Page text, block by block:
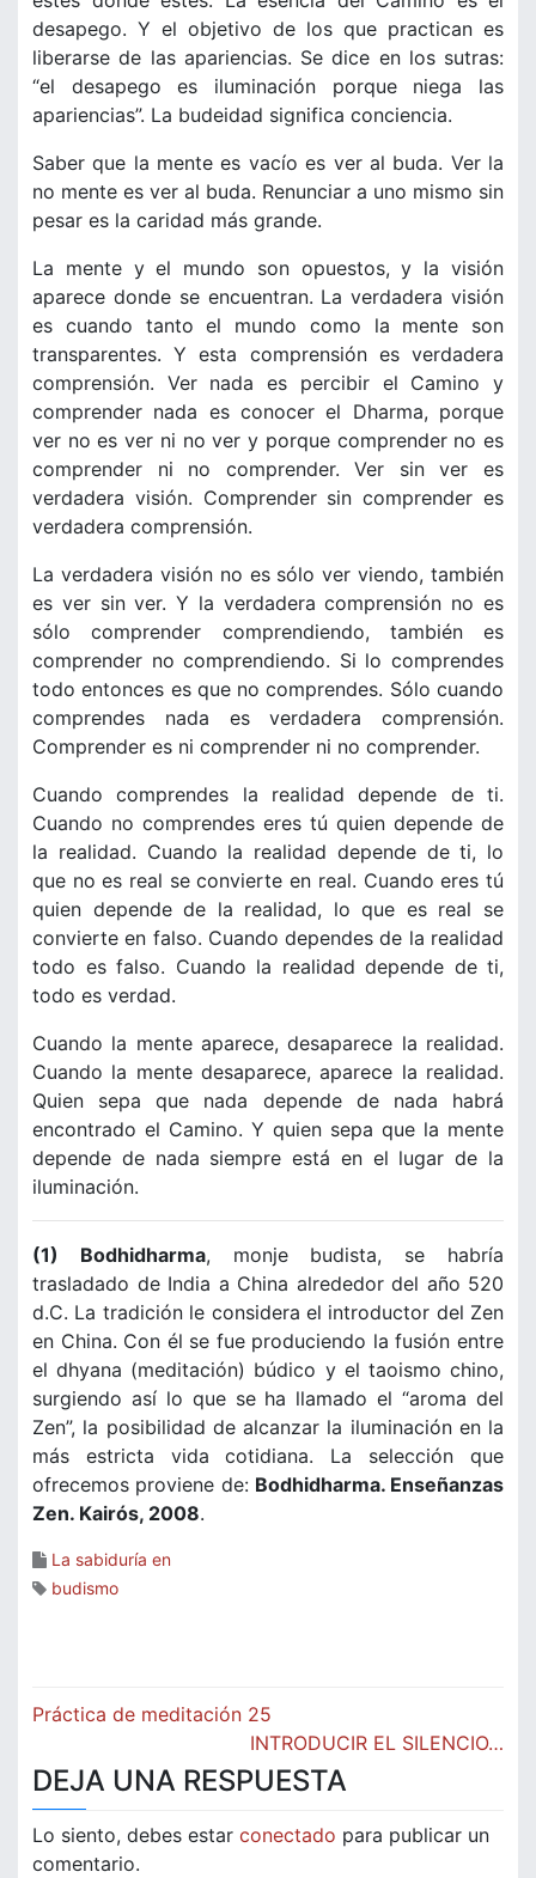
desapego. Y el objetivo de los que practican es
liberarse de las apariencias. Se dice en los sutras:
“el desapego es iluminación porque niega las
apariencias”. La budeidad significa conciencia.
Saber que la mente es vacío es ver al buda. Ver la
no mente es ver al buda. Renunciar a uno mismo sin
pesar es la caridad más grande.
La mente y el mundo son opuestos, y la visión
aparece donde se encuentran. La verdadera visión
es cuando tanto el mundo como la mente son
transparentes. Y esta comprensión es verdadera
comprensión. Ver nada es percibir el Camino y
comprender nada es conocer el Dharma, porque
ver no es ver ni no ver y porque comprender no es
comprender ni no comprender. Ver sin ver es
verdadera visión. Comprender sin comprender es
verdadera comprensión.
La verdadera visión no es sólo ver viendo, también
es ver sin ver. Y la verdadera comprensión no es
sólo comprender comprendiendo, también es
comprender no comprendiendo. Si lo comprendes
todo entonces es que no comprendes. Sólo cuando
comprendes nada es verdadera comprensión.
Comprender es ni comprender ni no comprender.
Cuando comprendes la realidad depende de ti.
Cuando no comprendes eres tú quien depende de
la realidad. Cuando la realidad depende de ti, lo
que no es real se convierte en real. Cuando eres tú
quien depende de la realidad, lo que es real se
convierte en falso. Cuando dependes de la realidad
todo es falso. Cuando la realidad depende de ti,
todo es verdad.
Cuando la mente aparece, desaparece la realidad.
Cuando la mente desaparece, aparece la realidad.
Quien sepa que nada depende de nada habrá
encontrado el Camino. Y quien sepa que la mente
depende de nada siempre está en el lugar de la
iluminación.
(1) Bodhidharma, monje budista, se habría
trasladado de India a China alrededor del año 520
d.C. La tradición le considera el introductor del Zen
en China. Con él se fue produciendo la fusión entre
el dhyana (meditación) búdico y el taoismo chino,
surgiendo así lo que se ha llamado el “aroma del
Zen”, la posibilidad de alcanzar la iluminación en la
más estricta vida cotidiana. La selección que
ofrecemos proviene de: Bodhidharma. Enseñanzas
Zen. Kairós, 2008.
La sabiduría en
budismo
Navegación
entradas
Práctica de meditación 25
INTRODUCIR EL SILENCIO…
DEJA UNA RESPUESTA
Lo siento, debes estar conectado para publicar un
comentario.